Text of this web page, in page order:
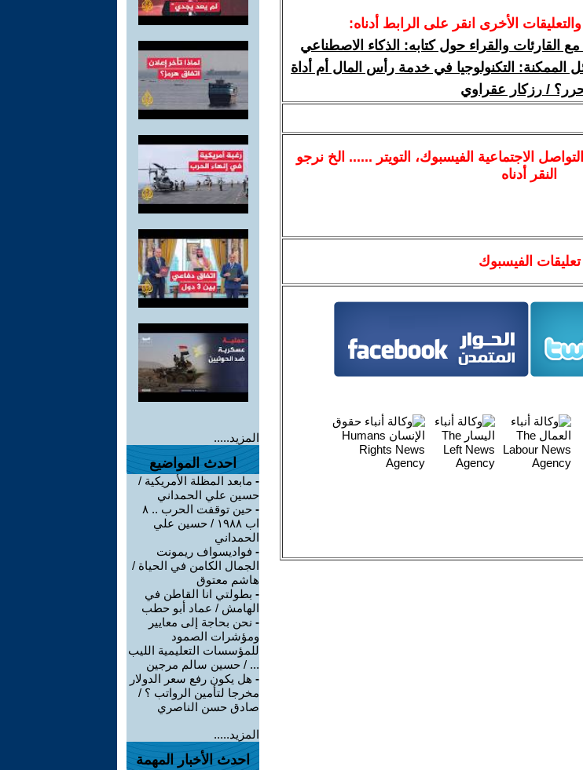
الأخرى انقر على الرابط أدناه:
والقراء حول كتابه: الذكاء الاصطناعي
الممكنة: التكنولوجيا في خدمة رأس المال أم أداة
/ رزكار عقراوي
الاجتماعية الفيسبوك، التويتر ...... الخ نرجو
النقر أدناه
تعليقات الفيسبوك
المزيد.....
احدث المواضيع
- مابعد المظلة الأمريكية /
حسين علي الحمداني
-
حين توقفت الحرب .. ٨
اب ١٩٨٨ / حسين علي
الحمداني
- فواديسواف ريمونت
الجمال الكامن في الحياة /
هاشم معتوق
- بطولتي انا القاطن في
الهامش / عماد أبو حطب
- نحن بحاجة إلى معايير
ومؤشرات الصمود
للمؤسسات التعليمية الليب
... / حسين سالم مرجين
- هل يكون رفع سعر الدولار
مخرجا لتأمين الرواتب ؟ /
صادق حسن الناصري
المزيد.....
احدث الأخبار المهمة